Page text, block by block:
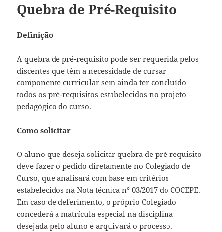
Quebra de Pré-Requisito
Definição
A quebra de pré-requisito pode ser requerida pelos
discentes que têm a necessidade de cursar
componente curricular sem ainda ter concluído
todos os pré-requisitos estabelecidos no projeto
pedagógico do curso.
Como solicitar
O aluno que deseja solicitar quebra de pré-requisito
deve fazer o pedido diretamente no Colegiado de
Curso, que analisará com base em critérios
estabelecidos na Nota técnica n° 03/2017 do COCEPE.
Em caso de deferimento, o próprio Colegiado
concederá a matrícula especial na disciplina
desejada pelo aluno e arquivará o processo.